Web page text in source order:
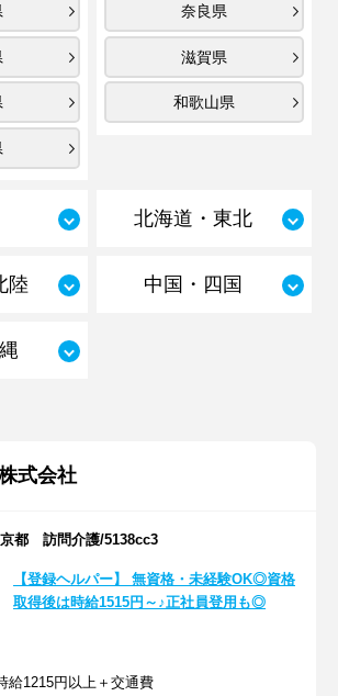
奈良県
滋賀県
和歌山県
北海道・東北
陸 中国・四国
式会社
都 訪問介護/5138cc3
【登録ヘルパー】 無資格・未経験OK◎資格
取得後は時給1515円～♪正社員登用も◎
給1215円以上＋交通費